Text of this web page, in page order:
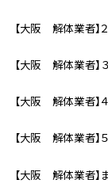
【大阪 解体業者】
【大阪 解体業者】
【大阪 解体業者】
【大阪 解体業者】
【大阪 解体業者】